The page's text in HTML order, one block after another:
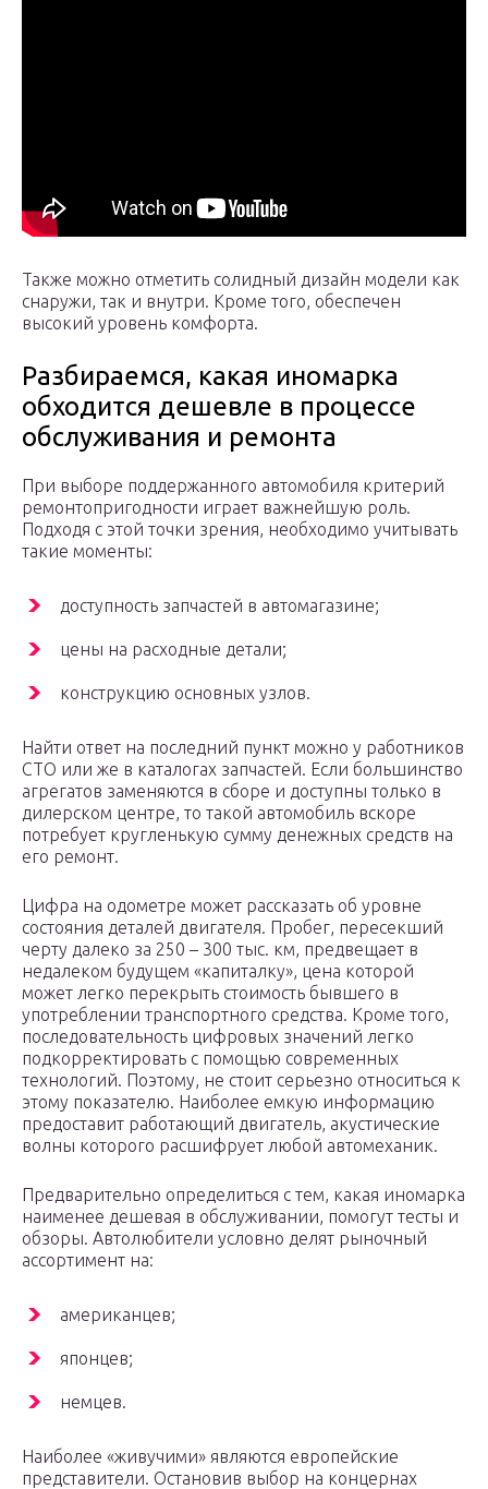
Также можно отметить солидный дизайн модели как
снаружи, так и внутри. Кроме того, обеспечен
высокий уровень комфорта.
Разбираемся, какая иномарка
обходится дешевле в процессе
обслуживания и ремонта
При выборе поддержанного автомобиля критерий
ремонтопригодности играет важнейшую роль.
Подходя с этой точки зрения, необходимо учитывать
такие моменты:
доступность запчастей в автомагазине;
цены на расходные детали;
конструкцию основных узлов.
Найти ответ на последний пункт можно у работников
СТО или же в каталогах запчастей. Если большинство
агрегатов заменяются в сборе и доступны только в
дилерском центре, то такой автомобиль вскоре
потребует кругленькую сумму денежных средств на
его ремонт.
Цифра на одометре может рассказать об уровне
состояния деталей двигателя. Пробег, пересекший
черту далеко за 250 – 300 тыс. км, предвещает в
недалеком будущем «капиталку», цена которой
может легко перекрыть стоимость бывшего в
употреблении транспортного средства. Кроме того,
последовательность цифровых значений легко
подкорректировать с помощью современных
технологий. Поэтому, не стоит серьезно относиться к
этому показателю. Наиболее емкую информацию
предоставит работающий двигатель, акустические
волны которого расшифрует любой автомеханик.
Предварительно определиться с тем, какая иномарка
наименее дешевая в обслуживании, помогут тесты и
обзоры. Автолюбители условно делят рыночный
ассортимент на:
американцев;
японцев;
немцев.
Наиболее «живучими» являются европейские
представители. Остановив выбор на концернах